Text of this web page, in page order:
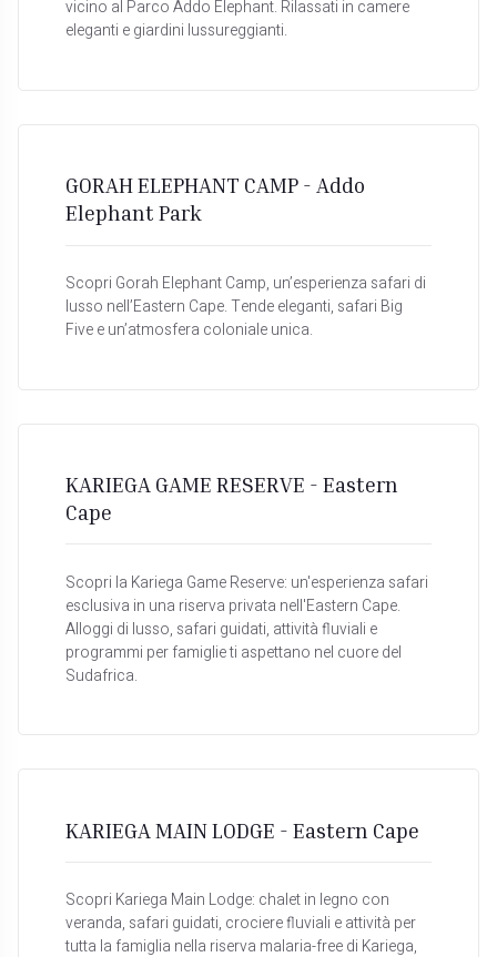
vicino al Parco Addo Elephant. Rilassati in camere
eleganti e giardini lussureggianti.
GORAH ELEPHANT CAMP - Addo
Elephant Park
Scopri Gorah Elephant Camp, un’esperienza safari di
lusso nell’Eastern Cape. Tende eleganti, safari Big
Five e un’atmosfera coloniale unica.
KARIEGA GAME RESERVE - Eastern
Cape
Scopri la Kariega Game Reserve: un'esperienza safari
esclusiva in una riserva privata nell'Eastern Cape.
Alloggi di lusso, safari guidati, attività fluviali e
programmi per famiglie ti aspettano nel cuore del
Sudafrica.
KARIEGA MAIN LODGE - Eastern Cape
Scopri Kariega Main Lodge: chalet in legno con
veranda, safari guidati, crociere fluviali e attività per
tutta la famiglia nella riserva malaria-free di Kariega,